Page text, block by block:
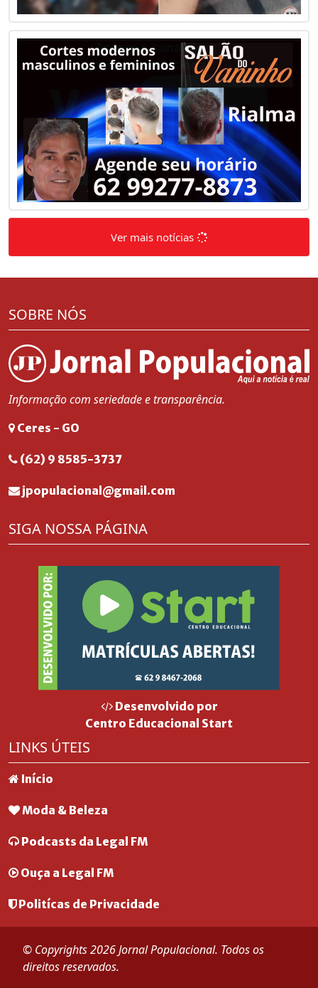
Ver mais notícias
SOBRE NÓS
Informação com seriedade e transparência.
Ceres - GO
(62) 9 8585-3737
jpopulacional@gmail.com
SIGA NOSSA PÁGINA
Desenvolvido por
Centro Educacional Start
LINKS ÚTEIS
Início
Moda & Beleza
Podcasts da Legal FM
Ouça a Legal FM
Politícas de Privacidade
© Copyrights 2026 Jornal Populacional. Todos os
direitos reservados.